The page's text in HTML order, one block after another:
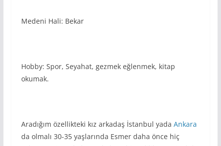
Medeni Hali: Bekar
Hobby: Spor, Seyahat, gezmek eğlenmek, kitap
okumak.
Aradığım özellikteki kız arkadaş İstanbul yada Ankara
da olmalı 30-35 yaşlarında Esmer daha önce hiç